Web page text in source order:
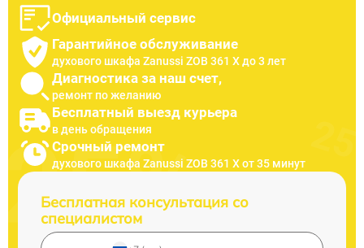
Официальный сервис
Гарантийное обслуживание
духового шкафа Zanussi ZOB 361 X до 3 лет
Диагностика за наш счет,
ремонт по желанию
Бесплатный выезд курьера
в день обращения
Срочный ремонт
духового шкафа Zanussi ZOB 361 X от 35 минут
Бесплатная консультация со
специалистом